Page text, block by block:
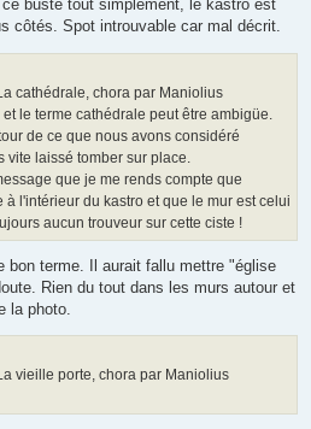
buste tout simplement, le kastro est
côtés. Spot introuvable car mal décrit.
cathédrale, chora par Maniolius
le terme cathédrale peut être ambigüe.
de ce que nous avons considéré
laissé tomber sur place.
que je me rends compte que
l'intérieur du kastro et que le mur est celui
aucun trouveur sur cette ciste !
bon terme. Il aurait fallu mettre "église
Rien du tout dans les murs autour et
la photo.
vieille porte, chora par Maniolius